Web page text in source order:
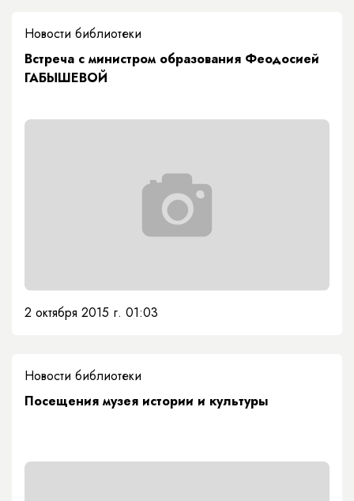
Новости библиотеки
Встреча с министром образования Феодосией
ГАБЫШЕВОЙ
2 октября 2015 г. 01:03
Новости библиотеки
Посещения музея истории и культуры